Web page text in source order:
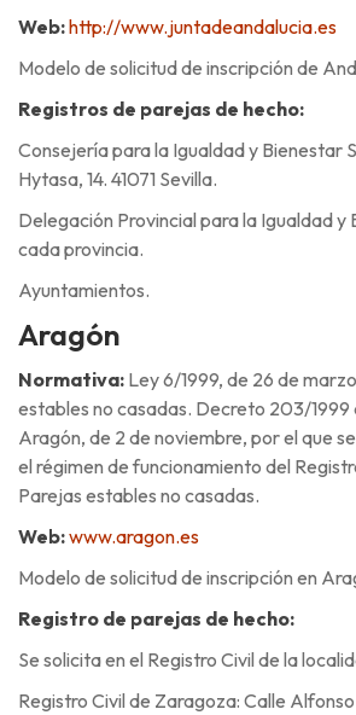
Web:http://www.juntadeandalucia.es
Modelo de solicitud de inscripción de
Registros de parejas de hecho:
Consejería para la Igualdad y Bienestar
Hytasa, 14. 41071 Sevilla.
Delegación Provincial para la Igualdad y
cada provincia.
Ayuntamientos.
Aragón
Normativa: Ley 6/1999, de 26 de
estables no casadas. Decreto 203/1999
Aragón, de 2 de noviembre, por el que
el régimen de funcionamiento del
Parejas estables no casadas.
Web:www.aragon.es
Modelo de solicitud de inscripción en
Registro de parejas de hecho:
Se solicita en el Registro Civil de la
Registro Civil de Zaragoza: Calle Alfonso